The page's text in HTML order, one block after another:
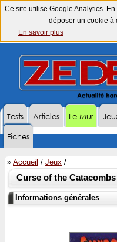
Ce site utilise Google Analytics.
déposer un cookie à
En savoir plus
Tests Articles Le Mur
Fiches
» Accueil / Jeux /
Curse of the Catacombs
Informations générales